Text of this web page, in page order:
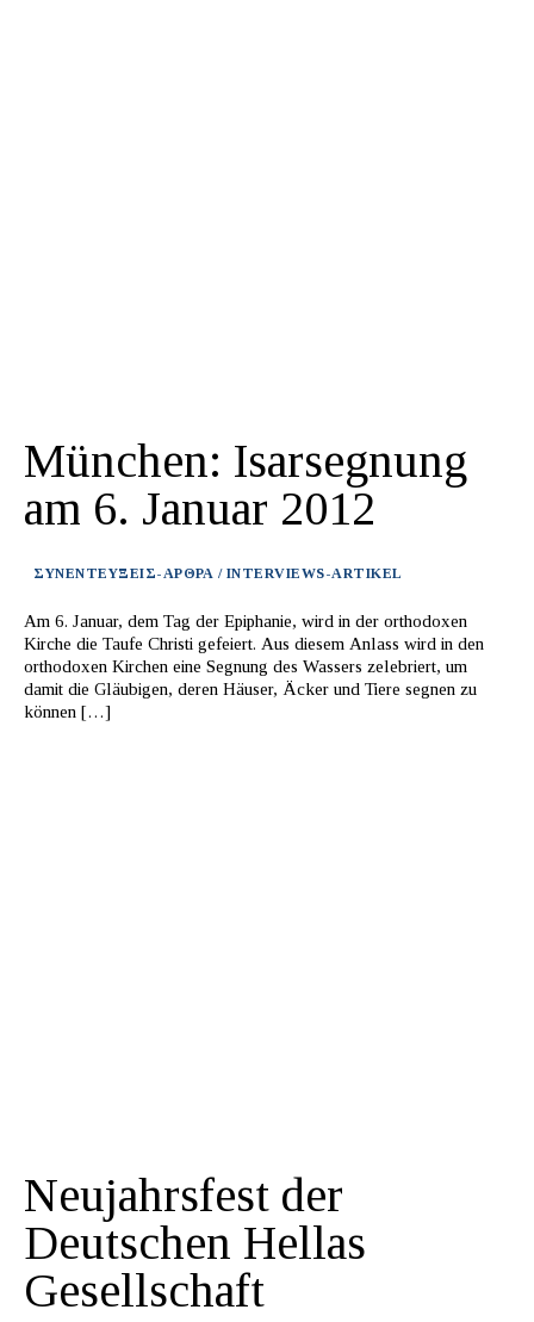
München: Isarsegnung
am 6. Januar 2012
ΣΥΝΕΝΤΕΥΞΕΙΣ-ΑΡΘΡΑ / INTERVIEWS-ARTIKEL
Am 6. Januar, dem Tag der Epiphanie, wird in der orthodoxen
Kirche die Taufe Christi gefeiert. Aus diesem Anlass wird in den
orthodoxen Kirchen eine Segnung des Wassers zelebriert, um
damit die Gläubigen, deren Häuser, Äcker und Tiere segnen zu
können […]
Neujahrsfest der
Deutschen Hellas
Gesellschaft